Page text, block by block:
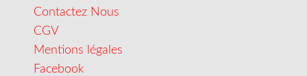
Contactez Nous
CGV
Mentions légales
Facebook